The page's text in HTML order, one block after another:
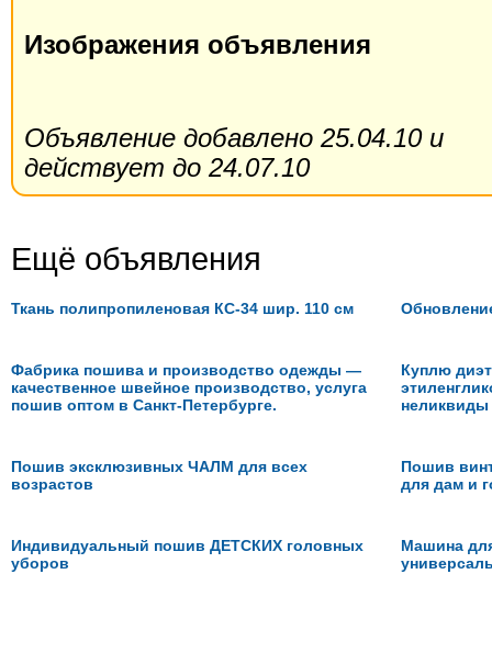
Изображения объявления
Объявление добавлено 25.04.10 и
действует до 24.07.10
Ещё объявления
Ткань полипропиленовая КС-34 шир. 110 см
Фабрика пошива и производство одежды —
качественное швейное производство, услуга
пошив оптом в Санкт-Петербурге.
Куплю
Пошив эксклюзивных ЧАЛМ для всех
возрастов
Пошив
для дам и
Индивидуальный пошив ДЕТСКИХ головных
уборов
Машина